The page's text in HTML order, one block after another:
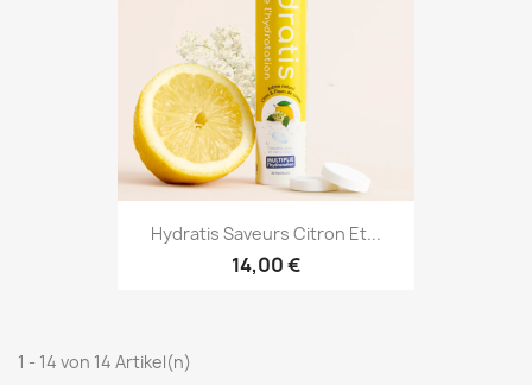
Hydratis Saveurs Citron Et...
14,00 €
1 - 14 von 14 Artikel(n)